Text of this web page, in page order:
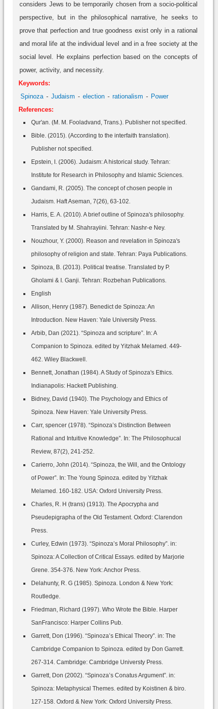
considers Jews to be temporarily chosen from a socio-political
perspective, but in the philosophical narrative, he seeks to
prove that perfection and true goodness exist only in a rational
and moral life at the individual level and in a free society at the
social level. He explains perfection based on the concepts of
power, activity, and necessity.
Keywords:
Spinoza
Judaism election rationalism
Power
References:
Qur'an. (M. M. Fooladvand, Trans.). Publisher not specified.
Bible. (2015). (According to the interfaith translation).
Publisher not specified.
Epstein, I. (2006). Judaism: A historical study. Tehran:
Institute for Research in Philosophy and Islamic Sciences.
Gandami, R. (2005). The concept of chosen people in
Judaism. Haft Aseman, 7(26), 63-102.
Harris, E. A. (2010). A brief outline of Spinoza's philosophy.
Translated by M. Shahrayiini. Tehran: Nashr-e Ney.
Nouzhour, Y. (2000). Reason and revelation in Spinoza's
philosophy of religion and state. Tehran: Paya Publications.
Spinoza, B. (2013). Political treatise. Translated by P.
Gholami & I. Ganji. Tehran: Rozbehan Publications.
English
Allison, Henry (1987). Benedict de Spinoza: An
Introduction. New Haven: Yale University Press.
Arbib, Dan (2021). “Spinoza and scripture”. In: A
Companion to Spinoza. edited by Yitzhak Melamed. 449-
462. Wiley Blackwell.
Bennett, Jonathan (1984). A Study of Spinoza's Ethics.
Indianapolis: Hackett Publishing.
Bidney, David (1940). The Psychology and Ethics of
Spinoza. New Haven: Yale University Press.
Carr, spencer (1978). “Spinoza’s Distinction Between
Rational and Intuitive Knowledge”. In: The Philosophucal
Review, 87(2), 241-252.
Carierro, John (2014). “Spinoza, the Will, and the Ontology
of Power”. In: The Young Spinoza. edited by Yitzhak
Melamed. 160-182. USA: Oxford University Press.
Charles, R. H (trans) (1913). The Apocrypha and
Pseudepigrapha of the Old Testament. Oxford: Clarendon
Press.
Curley, Edwin (1973). “Spinoza’s Moral Philosophy”. in:
Spinoza: A Collection of Critical Essays. edited by Marjorie
Grene. 354-376. New York: Anchor Press.
Delahunty, R. G (1985). Spinoza. London & New York:
Routledge.
Friedman, Richard (1997). Who Wrote the Bible. Harper
SanFrancisco: Harper Collins Pub.
Garrett, Don (1996). “Spinoza’s Ethical Theory”. in: The
Cambridge Companion to Spinoza. edited by Don Garrett.
267-314. Cambridge: Cambridge Universty Press.
Garrett, Don (2002). “Spinoza’s Conatus Argument”. in:
Spinoza: Metaphysical Themes. edited by Koistinen & biro.
127-158. Oxford & New York: Oxford University Press.